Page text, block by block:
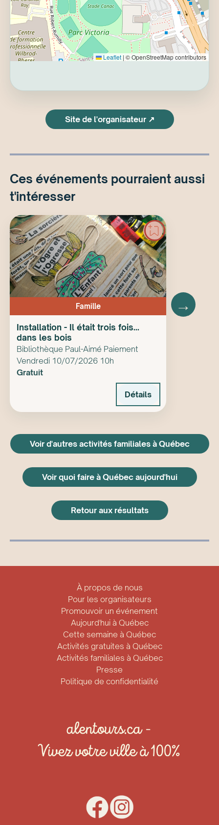
Leaflet | © OpenStreetMap contributors
Site de l'organisateur ↗
Ces événements pourraient aussi
t'intéresser
Famille
Installation - Il était trois fois...
dans les bois
Bibliothèque Paul-Aimé Paiement
Vendredi 10/07/2026 10h
Gratuit
Détails
→
Voir d'autres activités familiales à Québec
Voir quoi faire à Québec aujourd'hui
Retour aux résultats
À propos de nous
Pour les organisateurs
Promouvoir un événement
Aujourd'hui à Québec
Cette semaine à Québec
Activités gratuites à Québec
Activités familiales à Québec
Presse
Politique de confidentialité